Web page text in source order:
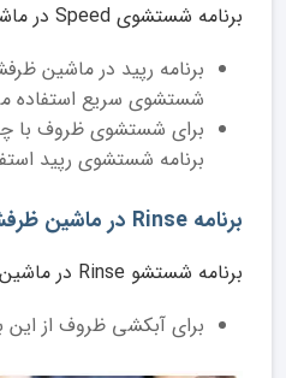
برنامه شستشوی Speed در ماشین ظرفشویی مجیک شف:
برنامه رپید در ماشین
شستشوی سریع استفاده
برای شستشوی ظروف با
برنامه شستشوی رپید
برنامه Rinse در ماشین ظرفشویی مجیک شف
برنامه شستشو Rinse در ماشین ظرفشویی مجیک شف:
برای آبکشی ظروف از این